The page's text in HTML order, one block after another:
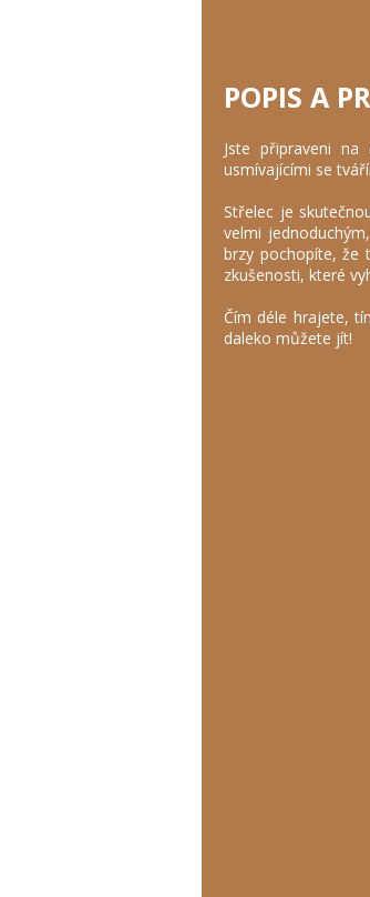
POPIS A
Jste připraveni
usmívajícími se
Střelec je
velmi
brzy pochopíte, že
zkušenosti, které
Čím déle hrajete,
daleko můžete jít!